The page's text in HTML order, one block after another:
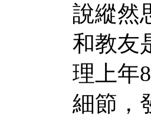
說縱然
和教友
理上年
細節，